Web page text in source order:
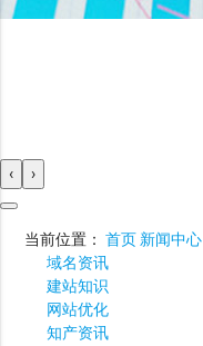
‹ ›
当前位置： 首页 新闻中心
域名资讯
建站知识
网站优化
知产资讯